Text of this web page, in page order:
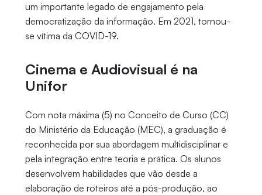
um importante legado de engajamento pela
democratização da informação. Em 2021, tornou-
se vítima da COVID-19.
Cinema e Audiovisual é na
Unifor
Com nota máxima (5) no Conceito de Curso (CC)
do Ministério da Educação (MEC), a graduação é
reconhecida por sua abordagem multidisciplinar e
pela integração entre teoria e prática. Os alunos
desenvolvem habilidades que vão desde a
elaboração de roteiros até a pós-produção, ao